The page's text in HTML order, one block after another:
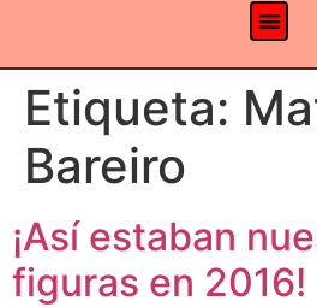
Etiqueta:
Bareiro
¡Así estaban
figuras en 2016!